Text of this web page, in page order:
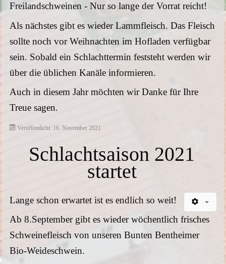
Impressum
Datenauskunft anfragen
Freilandschweinen - Nur so lange der Vorrat reicht!
Als nächstes gibt es wieder Lammfleisch. Das Fleisch
sollte noch vor Weihnachten im Hofladen verfügbar
sein. Sobald ein Schlachttermin feststeht werden wir
über die üblichen Kanäle informieren.
Auch in diesem Jahr möchten wir Danke für Ihre
Treue sagen.
Veröffentlicht: 16. November 2021
Schlachtsaison 2021
startet
Lange schon erwartet ist es endlich so weit!
Ab 8.September gibt es wieder wöchentlich frisches
Schweinefleisch von unseren Bunten Bentheimer
Bio-Weideschwein.